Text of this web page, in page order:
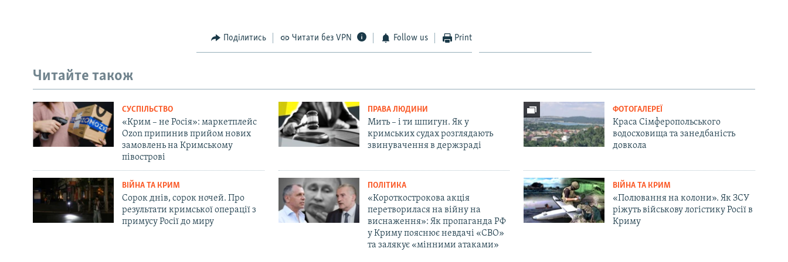
Поділитись Читати без VPN Follow us Print
Читайте також
СУСПІЛЬСТВО
«Крим – не Росія»: маркетплейс
Ozon припинив прийом нових
замовлень на Кримському
півострові
ПРАВА ЛЮДИНИ
Мить – і ти шпигун. Як у
кримських судах розглядають
звинувачення в держзраді
ФОТОГАЛЕРЕЇ
Краса Сімферопольського
водосховища та занедбаність
довкола
ВІЙНА ТА КРИМ
Сорок днів, сорок ночей. Про
результати кримської операції з
примусу Росії до миру
ПОЛІТИКА
«Короткострокова акція
перетворилася на війну на
виснаження»: Як пропаганда РФ
у Криму пояснює невдачі «СВО»
та залякує «мінними атаками»
ВІЙНА ТА КРИМ
«Полювання на колони». Як ЗСУ
ріжуть військову логістику Росії в
Криму